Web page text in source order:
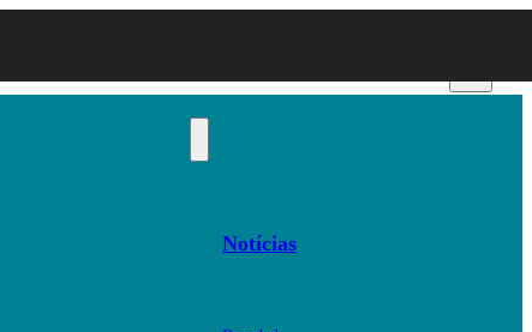
Notícias